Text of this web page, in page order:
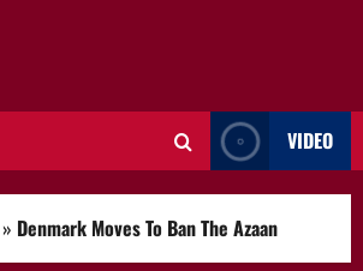
VIDEO
» Denmark Moves To Ban The Azaan